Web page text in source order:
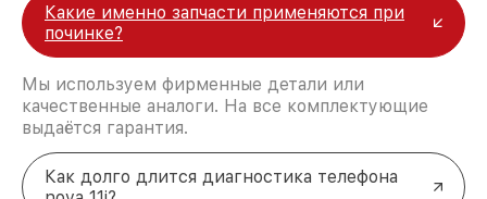
Какие именно запчасти применяются при
починке?
Мы используем фирменные детали или
качественные аналоги. На все комплектующие
выдаётся гарантия.
Как долго длится диагностика телефона